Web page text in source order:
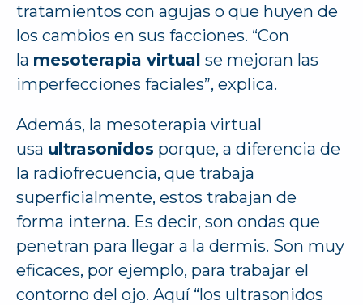
tratamientos con agujas o que huyen de
los cambios en sus facciones. “Con
la mesoterapia virtual se mejoran las
imperfecciones faciales”, explica.
Además, la mesoterapia virtual
usa ultrasonidos porque, a diferencia de
la radiofrecuencia, que trabaja
superficialmente, estos trabajan de
forma interna. Es decir, son ondas que
penetran para llegar a la dermis. Son muy
eficaces, por ejemplo, para trabajar el
contorno del ojo. Aquí “los ultrasonidos